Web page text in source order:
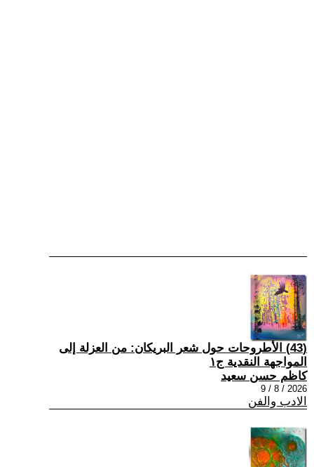
(43) الأطروحات حول شعر البريكان: من العزلة إلى
المواجهة النقدية ج١
كاظم حسن سعيد
2026 / 8 / 9
الادب والفن